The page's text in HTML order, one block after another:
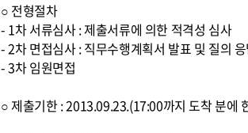
○ 전형절차
- 1차 서류심사 : 제출서류에 의한 적격성 심사
- 2차 면접심사 : 직무수행계획서 발표 및 질의
- 3차 임원면접
○ 제출기한 : 2013.09.23.(17:00까지 도착 분에